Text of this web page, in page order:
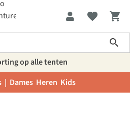
op alle tenten
| Dames Heren Kids